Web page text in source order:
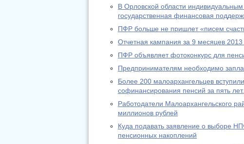
В Орловской области
государственная финансовая
ПФР больше не пришлет «писем
Отчетная кампания за 9 месяцев 2013
ПФР объявляет фотоконкурс для
Предпринимателям необходимо
Более 200 малоархангельцев
софинансирования пенсий за пять лет.
Работодатели Малоархангельского
миллионов рублей
Куда подавать заявление о выборе
пенсионных накоплений